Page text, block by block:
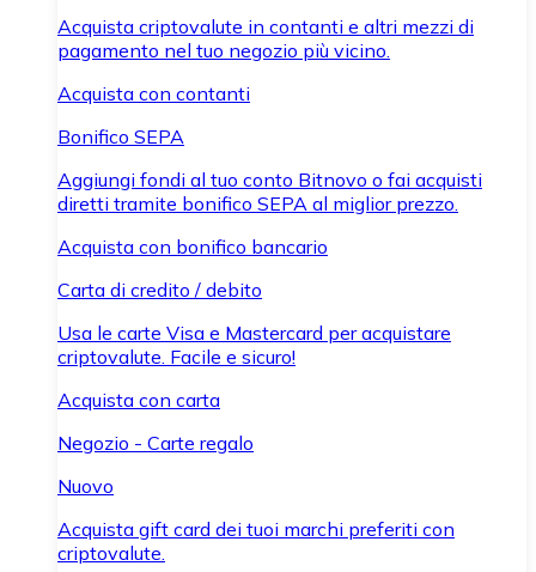
Acquista criptovalute in contanti e altri mezzi di
pagamento nel tuo negozio più vicino.
Acquista con contanti
Bonifico SEPA
Aggiungi fondi al tuo conto Bitnovo o fai acquisti
diretti tramite bonifico SEPA al miglior prezzo.
Acquista con bonifico bancario
Carta di credito / debito
Usa le carte Visa e Mastercard per acquistare
criptovalute. Facile e sicuro!
Acquista con carta
Negozio - Carte regalo
Nuovo
Acquista gift card dei tuoi marchi preferiti con
criptovalute.